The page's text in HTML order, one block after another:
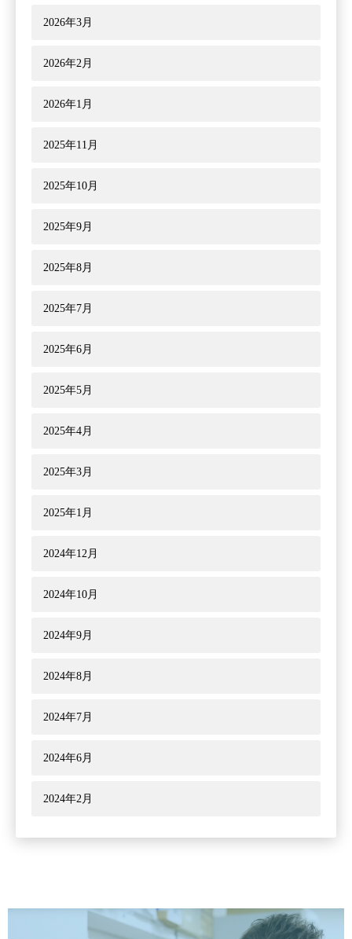
2026年3月
2026年2月
2026年1月
2025年11月
2025年10月
2025年9月
2025年8月
2025年7月
2025年6月
2025年5月
2025年4月
2025年3月
2025年1月
2024年12月
2024年10月
2024年9月
2024年8月
2024年7月
2024年6月
2024年2月